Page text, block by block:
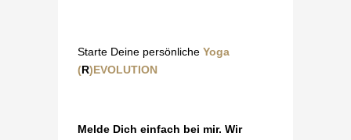
Starte Deine persönliche Yoga
(R)EVOLUTION
Melde Dich einfach bei mir. Wir